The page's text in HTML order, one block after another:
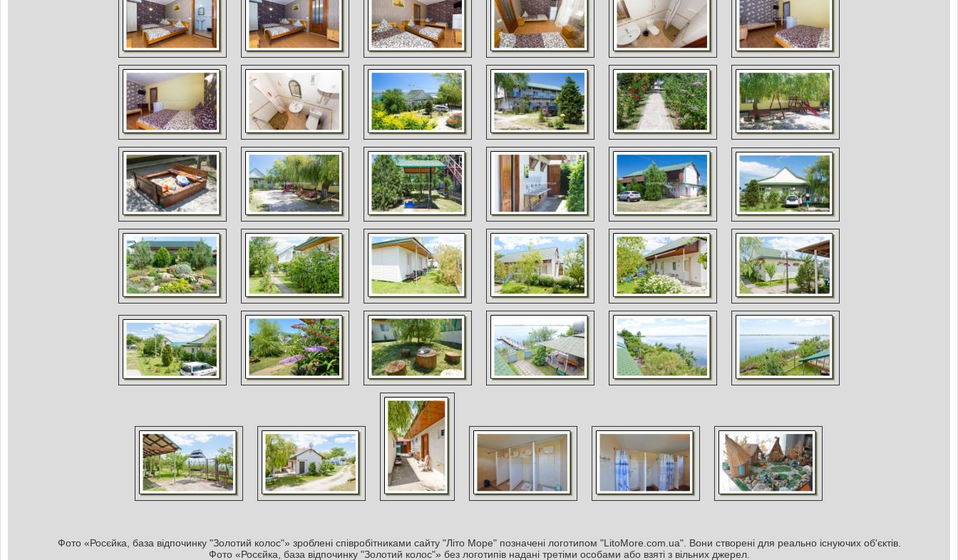
Фото «Росєйка, база відпочинку "Золотий колос"» зроблені співробітниками сайту "Літо Море" позначені логотипом "LitoMore.com.ua". Вони створені для реально існуючих об'єктів.
Фото «Росєйка, база відпочинку "Золотий колос"» без логотипів надані третіми особами або взяті з вільних джерел.